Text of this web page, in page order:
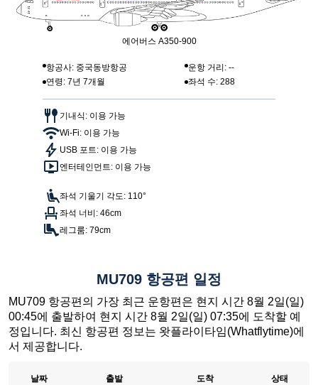
에어버스 A350-900
항공사: 중국동방항공
운항 거리: --
연령: 7년 7개월
좌석 수: 288
기내식: 이용 가능
Wi-Fi: 이용 가능
USB 포트: 이용 가능
엔터테인먼트: 이용 가능
좌석 기울기 각도: 110°
좌석 너비: 46cm
레그룸: 79cm
MU709 항공편 일정
MU709 항공편의 가장 최근 운항편은 현지 시간 8월 2일(일)
00:45에 출발하여 현지 시간 8월 2일(일) 07:35에 도착할 예
정입니다. 최신 항공편 정보는 왓플라이타임(Whatflytime)에
서 제공합니다.
날짜 출발 도착 상태